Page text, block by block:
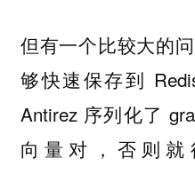
但有一个比较大的
够快速保存到
Antirez 序列化了
向量对，否则就